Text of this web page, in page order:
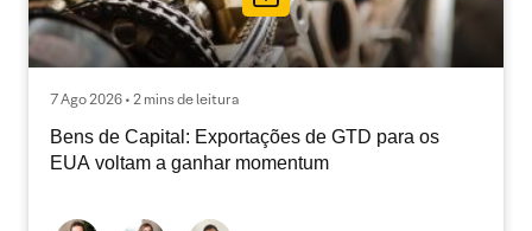
7 Ago 2026 • 2 mins de leitura
Bens de Capital: Exportações de GTD para os
EUA voltam a ganhar momentum